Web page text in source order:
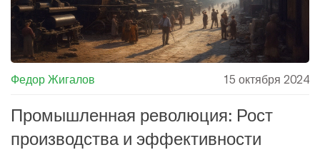
Федор Жигалов 15 октября 2024
Промышленная революция: Рост
производства и эффективности